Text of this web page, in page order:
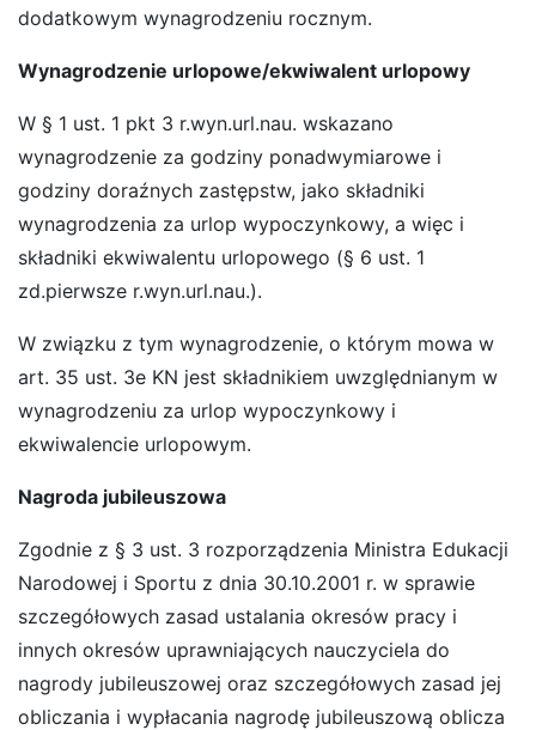
dodatkowym wynagrodzeniu rocznym.
Wynagrodzenie urlopowe/ekwiwalent urlopowy
W § 1 ust. 1 pkt 3 r.wyn.url.nau. wskazano
wynagrodzenie za godziny ponadwymiarowe i
godziny doraźnych zastępstw, jako składniki
wynagrodzenia za urlop wypoczynkowy, a więc i
składniki ekwiwalentu urlopowego (§ 6 ust. 1
zd.pierwsze r.wyn.url.nau.).
W związku z tym wynagrodzenie, o którym mowa w
art. 35 ust. 3e KN jest składnikiem uwzględnianym w
wynagrodzeniu za urlop wypoczynkowy i
ekwiwalencie urlopowym.
Nagroda jubileuszowa
Zgodnie z § 3 ust. 3 rozporządzenia Ministra Edukacji
Narodowej i Sportu z dnia 30.10.2001 r. w sprawie
szczegółowych zasad ustalania okresów pracy i
innych okresów uprawniających nauczyciela do
nagrody jubileuszowej oraz szczegółowych zasad jej
obliczania i wypłacania nagrodę jubileuszową oblicza